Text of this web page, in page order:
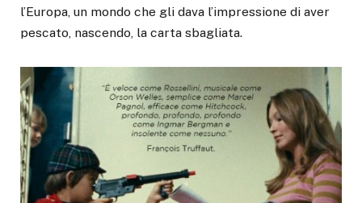
l’Europa, un mondo che gli dava l’impressione di aver
pescato, nascendo, la carta sbagliata.